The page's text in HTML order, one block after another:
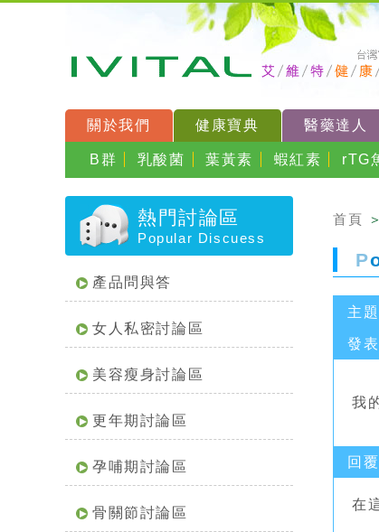
關於我們 健康寶典 醫藥達人
B群 乳酸菌 葉黃素 蝦紅素 rTG
熱門討論區
Popular Discuess
產品問與答
女人私密討論區
美容瘦身討論區
更年期討論區
孕哺期討論區
骨關節討論區
首頁
P
主
發表
我
回覆
在